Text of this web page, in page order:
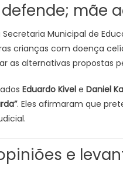
mãe
Municipal de
crianças com doença
as alternativas propostas
Eduardo Kivel e Daniel
. Eles afirmaram que
e